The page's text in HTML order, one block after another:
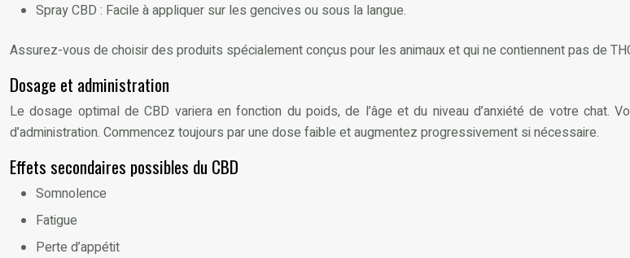
Spray CBD : Facile à appliquer sur les gencives ou sous la langue.
Assurez-vous de choisir des produits spécialement conçus pour les animaux et qui ne contiennent pas de
Dosage et administration
Le dosage optimal de CBD variera en fonction du poids, de l’âge et du niveau d’anxiété de votre chat.
d’administration. Commencez toujours par une dose faible et augmentez progressivement si nécessaire.
Effets secondaires possibles du CBD
Somnolence
Fatigue
Perte d’appétit